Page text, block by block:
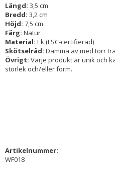
Längd: 3,5 cm
Bredd: 3,2 cm
Höjd: 7,5 cm
Färg: Natur
Material: Ek (FSC-certifierad)
Skötselråd: Damma av med torr
Övrigt: Varje produkt är unik och
storlek och/eller form.
Artikelnummer:
WF018